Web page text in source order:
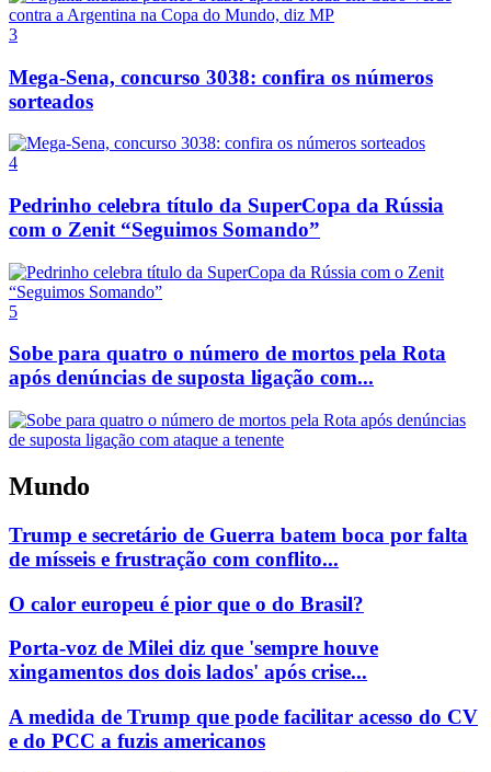
3
Mega-Sena, concurso 3038: confira os números
sorteados
4
Pedrinho celebra título da SuperCopa da Rússia
com o Zenit “Seguimos Somando”
5
Sobe para quatro o número de mortos pela Rota
após denúncias de suposta ligação com...
Mundo
Trump e secretário de Guerra batem boca por falta
de mísseis e frustração com conflito...
O calor europeu é pior que o do Brasil?
Porta-voz de Milei diz que 'sempre houve
xingamentos dos dois lados' após crise...
A medida de Trump que pode facilitar acesso do CV
e do PCC a fuzis americanos